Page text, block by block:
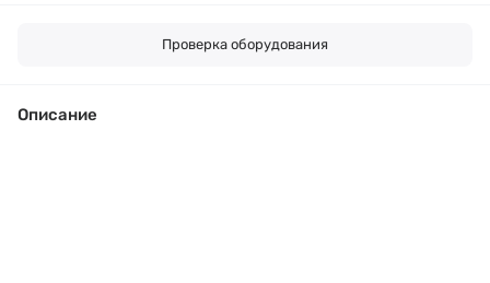
Проверка оборудования
Описание